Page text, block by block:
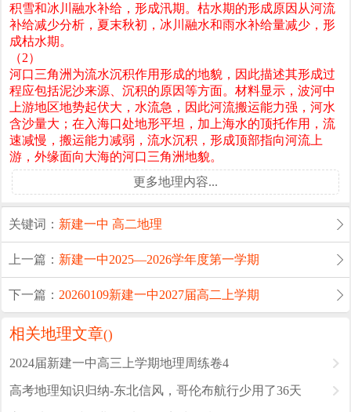
积雪和冰川融水补给，形成汛期。枯水期的形成原因从河流
补给减少分析，夏末秋初，冰川融水和雨水补给量减少，形
成枯水期。
（2）
河口三角洲为流水沉积作用形成的地貌，因此描述其形成过
程应包括泥沙来源、沉积的原因等方面。材料显示，波河中
上游地区地势起伏大，水流急，因此河流搬运能力强，河水
含沙量大；在入海口处地形平坦，加上海水的顶托作用，流
速减慢，搬运能力减弱，流水沉积，形成顶部指向河流上
游，外缘面向大海的河口三角洲地貌。
更多地理内容...
关键词： 新建一中 高二地理
上一篇： 新建一中2025—2026学年度第一学期
下一篇： 20260109新建一中2027届高二上学期
相关地理文章()
2024届新建一中高三上学期地理周练卷4
高考地理知识归纳-东北信风，哥伦布航行少用了36天